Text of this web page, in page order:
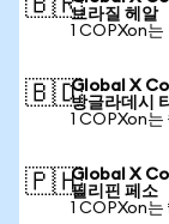
🇧🇷브라질 헤알
1 COPXon
🇧🇩Global X
방글라데시
1 COPXon는
🇵🇭Global X
필리핀 페소
1 COPXon